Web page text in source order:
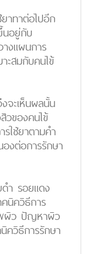
าทาต่อไปอีก
นอยู่กับ
งแผนการ
ะสมกับคนไข้
งจะเห็นผลนั้น
ของคนไข้
ใช้ยาตามคำ
งต่อการรักษา
ำ รอยแดง
นิควิธีการ
พผิว ปัญหาผิว
ควิธีการรักษา